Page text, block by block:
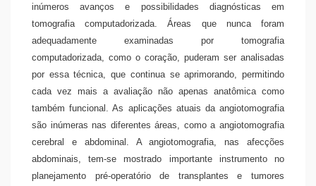
inúmeros avanços e possibilidades diagnósticas em
tomografia computadorizada. Áreas que nunca foram
adequadamente examinadas por tomografia
computadorizada, como o coração, puderam ser analisadas
por essa técnica, que continua se aprimorando, permitindo
cada vez mais a avaliação não apenas anatômica como
também funcional. As aplicações atuais da angiotomografia
são inúmeras nas diferentes áreas, como a angiotomografia
cerebral e abdominal. A angiotomografia, nas afecções
abdominais, tem-se mostrado importante instrumento no
planejamento pré-operatório de transplantes e tumores